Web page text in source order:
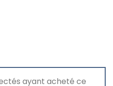
ayant acheté ce